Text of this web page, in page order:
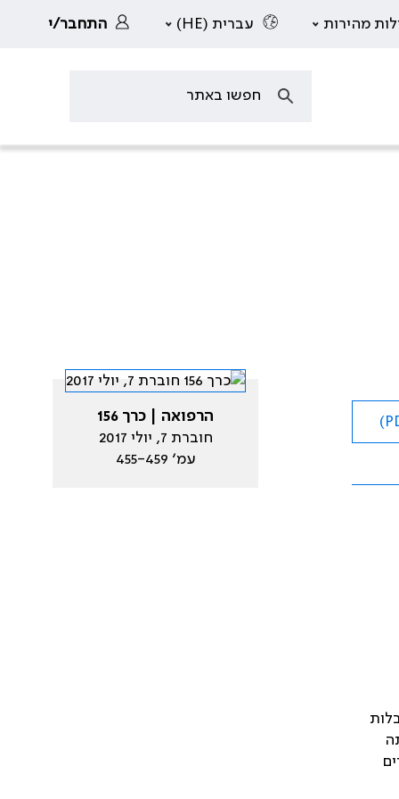
מהירות עברית (HE) התחבר/י
ושכיחותה
הרפואה | כרך 156
חוברת 7, יולי 2017
עמ׳ 455-459